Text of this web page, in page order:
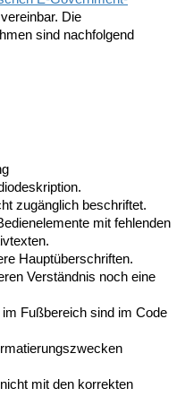
Die
sind nachfolgend
zugänglich beschriftet.
mit fehlenden
Hauptüberschriften.
Verständnis noch eine
Fußbereich sind im Code
mit den korrekten